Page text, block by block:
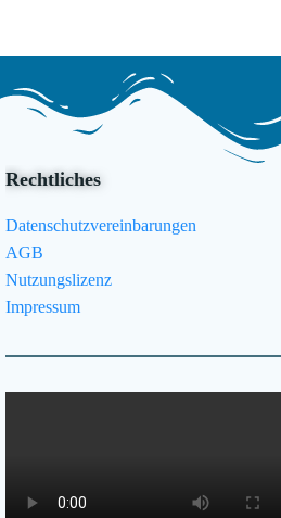
Rechtliches
Datenschutzvereinbarungen
AGB
Nutzungslizenz
Impressum